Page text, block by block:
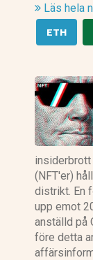
Läs hela
ETH
insiderbrott
(NFT'er)
distrikt. En
upp emot
anställd på
före detta